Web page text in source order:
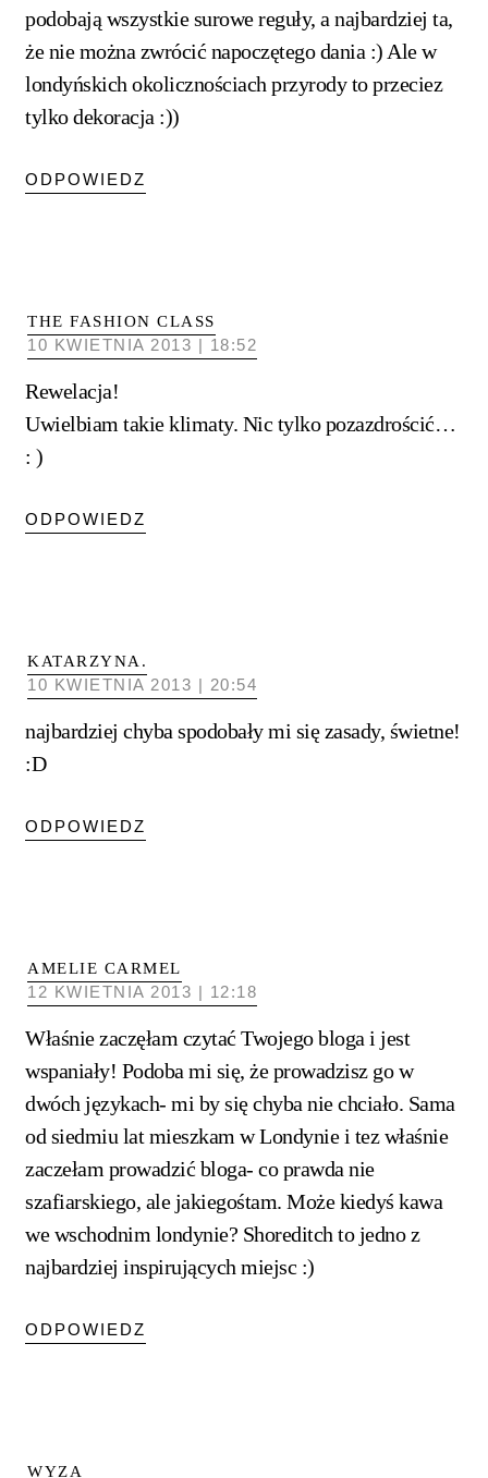
podobają wszystkie surowe reguły, a najbardziej ta,
że nie można zwrócić napoczętego dania :) Ale w
londyńskich okolicznościach przyrody to przeciez
tylko dekoracja :))
ODPOWIEDZ
THE FASHION CLASS
10 KWIETNIA 2013 | 18:52
Rewelacja!
Uwielbiam takie klimaty. Nic tylko pozazdrościć…
: )
ODPOWIEDZ
KATARZYNA.
10 KWIETNIA 2013 | 20:54
najbardziej chyba spodobały mi się zasady, świetne!
:D
ODPOWIEDZ
AMELIE CARMEL
12 KWIETNIA 2013 | 12:18
Właśnie zaczęłam czytać Twojego bloga i jest
wspaniały! Podoba mi się, że prowadzisz go w
dwóch językach- mi by się chyba nie chciało. Sama
od siedmiu lat mieszkam w Londynie i tez właśnie
zaczełam prowadzić bloga- co prawda nie
szafiarskiego, ale jakiegośtam. Może kiedyś kawa
we wschodnim londynie? Shoreditch to jedno z
najbardziej inspirujących miejsc :)
ODPOWIEDZ
WYZA